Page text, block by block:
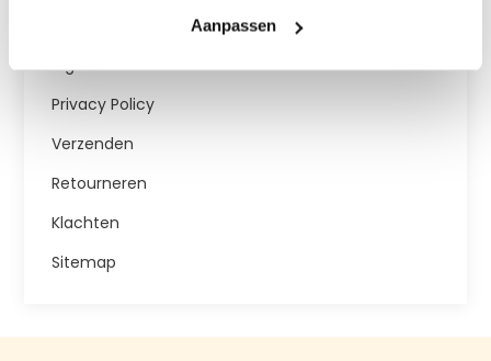
Aanpassen
Privacy Policy
Verzenden
Retourneren
Klachten
Sitemap